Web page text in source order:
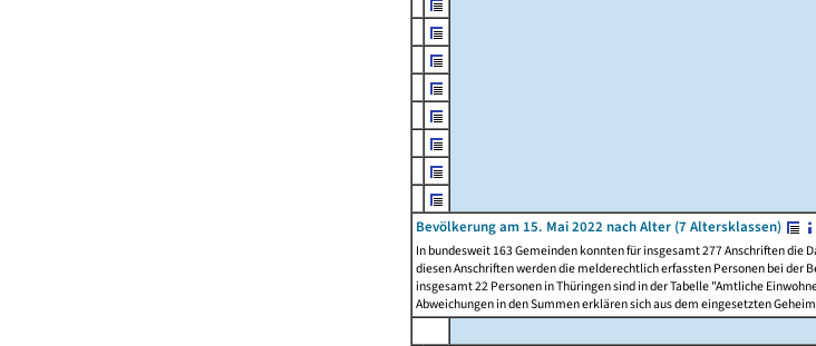
Bevölkerung am 15. Mai 2022 nach Alter (7 Altersklassen)
In bundesweit 163 Gemeinden konnten für insgesamt 277 Anschriften
diesen Anschriften werden die melderechtlich erfassten Personen bei
insgesamt 22 Personen in Thüringen sind in der Tabelle "Amtliche
Abweichungen in den Summen erklären sich aus dem eingesetzten